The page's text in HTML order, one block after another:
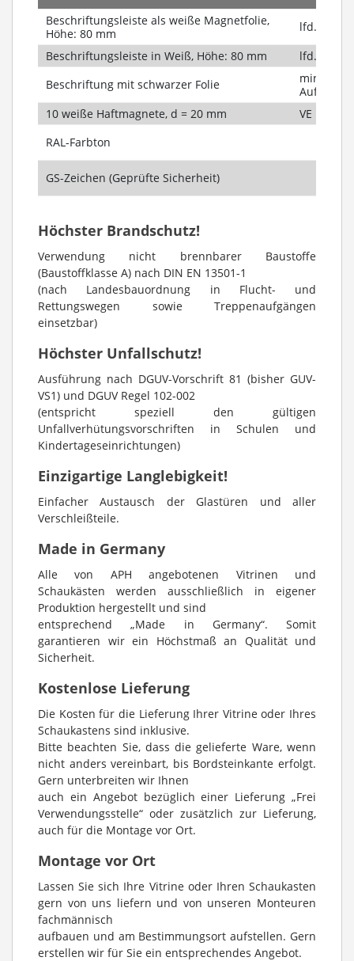
Beschriftungsleiste als weiße Magnetfolie,
Höhe: 80 mm
lfd. Meter
Beschriftungsleiste in Weiß, Höhe: 80 mm
lfd. Meter
Beschriftung mit schwarzer Folie
mind.
Auftrag
10 weiße Haftmagnete, d = 20 mm
VE
RAL-Farbton
GS-Zeichen (Geprüfte Sicherheit)
Höchster Brandschutz!
Verwendung nicht brennbarer Baustoffe
(Baustoffklasse A) nach DIN EN 13501-1
(nach Landesbauordnung in Flucht- und
Rettungswegen sowie Treppenaufgängen
einsetzbar)
Höchster Unfallschutz!
Ausführung nach DGUV-Vorschrift 81 (bisher GUV-
VS1) und DGUV Regel 102-002
(entspricht speziell den gültigen
Unfallverhütungsvorschriften in Schulen und
Kindertageseinrichtungen)
Einzigartige Langlebigkeit!
Einfacher Austausch der Glastüren und aller
Verschleißteile.
Made in Germany
Alle von APH angebotenen Vitrinen und
Schaukästen werden ausschließlich in eigener
Produktion hergestellt und sind
entsprechend „Made in Germany“. Somit
garantieren wir ein Höchstmaß an Qualität und
Sicherheit.
Kostenlose Lieferung
Die Kosten für die Lieferung Ihrer Vitrine oder Ihres
Schaukastens sind inklusive.
Bitte beachten Sie, dass die gelieferte Ware, wenn
nicht anders vereinbart, bis Bordsteinkante erfolgt.
Gern unterbreiten wir Ihnen
auch ein Angebot bezüglich einer Lieferung „Frei
Verwendungsstelle“ oder zusätzlich zur Lieferung,
auch für die Montage vor Ort.
Montage vor Ort
Lassen Sie sich Ihre Vitrine oder Ihren Schaukasten
gern von uns liefern und von unseren Monteuren
fachmännisch
aufbauen und am Bestimmungsort aufstellen. Gern
erstellen wir für Sie ein entsprechendes Angebot.